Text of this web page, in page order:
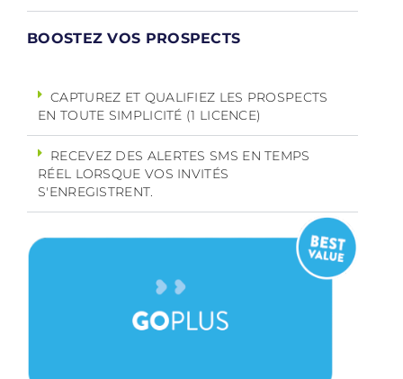
BOOSTEZ VOS PROSPECTS
CAPTUREZ ET QUALIFIEZ LES PROSPECTS
EN TOUTE SIMPLICITÉ (1 LICENCE)
RECEVEZ DES ALERTES SMS EN TEMPS
RÉEL LORSQUE VOS INVITÉS
S'ENREGISTRENT.